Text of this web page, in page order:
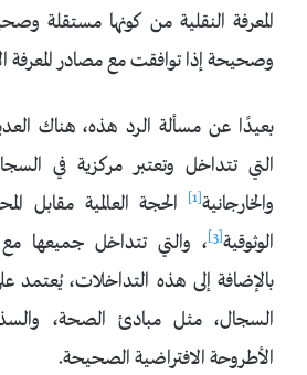
المعرفة النقلية من كونها مستقلة
وصحيحة إذا توافقت مع مصادر المعرفة
بعيدًا عن مسألة الرد هذه، هناك
التي تتداخل وتعتبر مركزية في
والخارجانية[1] الحجة العالمية مقابل
الوثوقية[3]
، والتي تتداخل جميعها مع
بالإضافة إلى هذه التداخلات،
السجال، مثل مبادئ الصحة،
الأطروحة الافتراضية الصحيحة.